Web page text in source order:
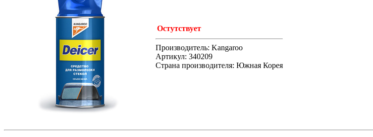
Остутствует
Производитель: Kangaroo
Артикул: 340209
Страна производителя: Южная Корея